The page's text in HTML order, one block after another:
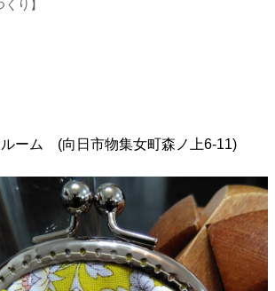
り】
ーム (向日市物集女町森ノ上6-11)